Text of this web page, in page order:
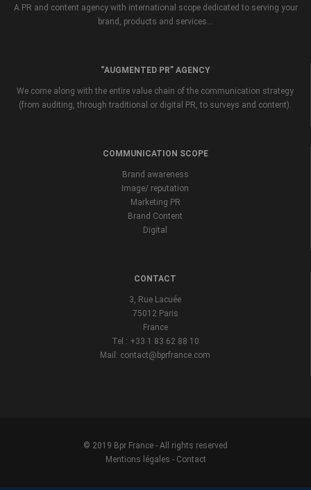
A PR and content agency with international scope dedicated to serving your
brand, products and services...
“AUGMENTED PR” AGENCY
We come along with the entire value chain of the communication strategy
(from auditing, through traditional or digital PR, to surveys and content).
COMMUNICATION SCOPE
Brand awareness
Image/ reputation
Marketing PR
Brand Content
Digital
CONTACT
3, Rue Lacuée
75012 Paris
France
Tel : +33 1 83 62 88 10
Mail: contact@bprfrance.com
© 2019 Bpr France - All rights reserved
Mentions légales - Contact